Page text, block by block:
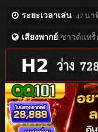
ระยะเวลาเล่น: 42 นา
เสียงพากย์: ซาวด์แท